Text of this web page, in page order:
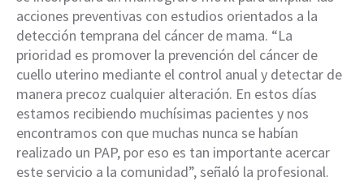
acciones preventivas con estudios orientados a la
detección temprana del cáncer de mama. “La
prioridad es promover la prevención del cáncer de
cuello uterino mediante el control anual y detectar de
manera precoz cualquier alteración. En estos días
estamos recibiendo muchísimas pacientes y nos
encontramos con que muchas nunca se habían
realizado un PAP, por eso es tan importante acercar
este servicio a la comunidad”, señaló la profesional.